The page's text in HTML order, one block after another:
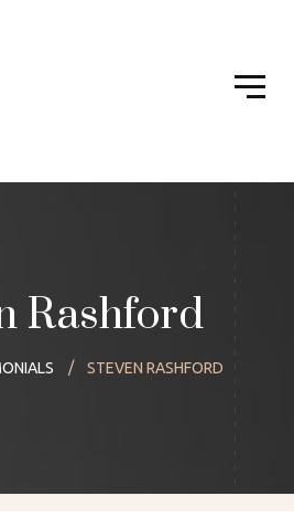
Rashford
STEVEN RASHFORD